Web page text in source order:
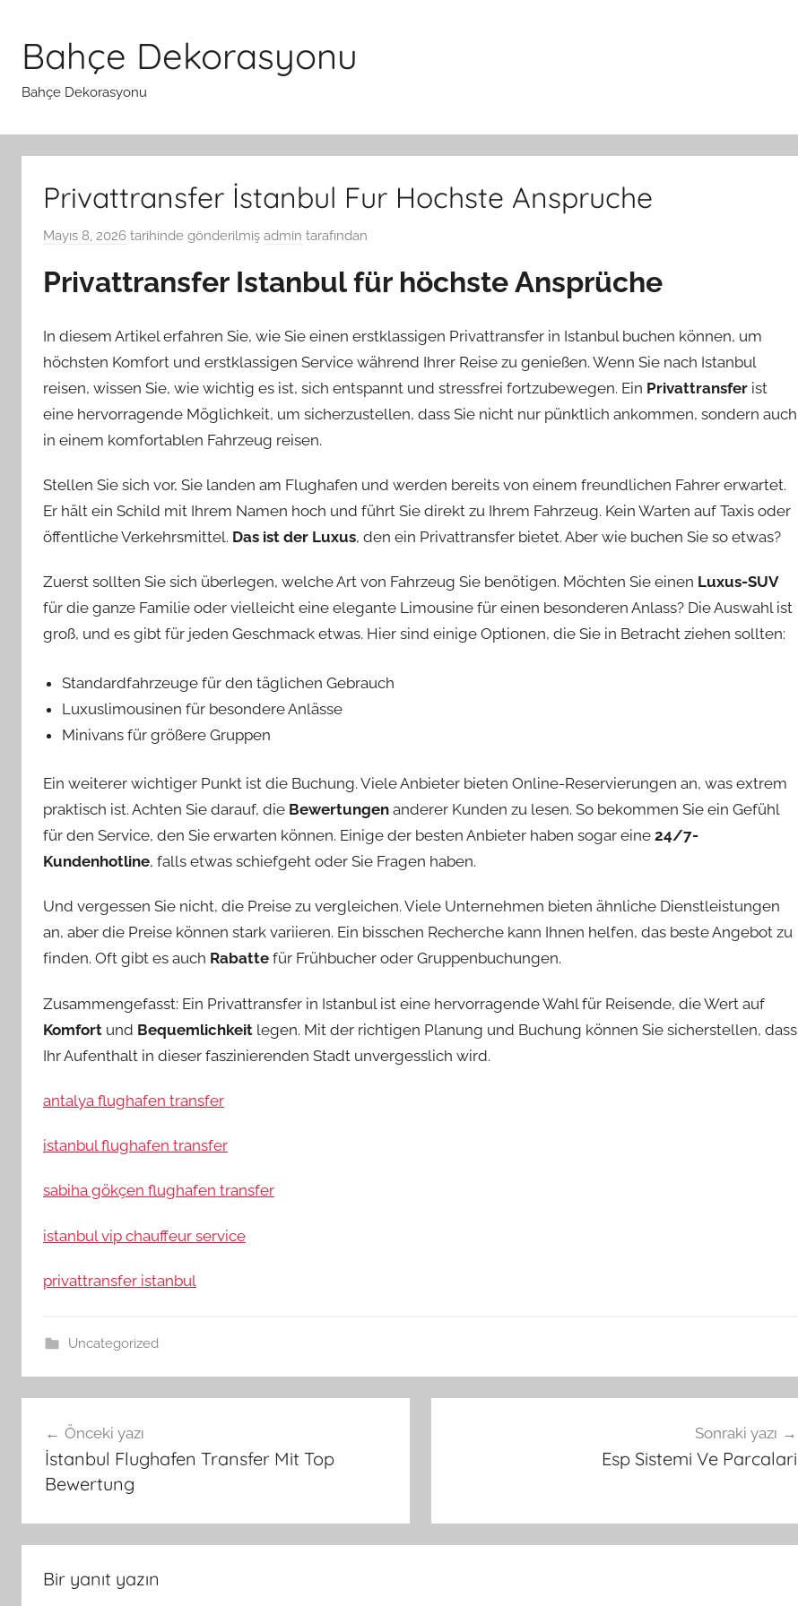
Bahçe Dekorasyonu
Bahçe Dekorasyonu
Privattransfer İstanbul Fur Hochste Anspruche
Mayıs 8, 2026 tarihinde gönderilmiş admin tarafından
Privattransfer Istanbul für höchste Ansprüche
In diesem Artikel erfahren Sie, wie Sie einen erstklassigen Privattransfer in Istanbul buchen können, um
höchsten Komfort und erstklassigen Service während Ihrer Reise zu genießen. Wenn Sie nach Istanbul
reisen, wissen Sie, wie wichtig es ist, sich entspannt und stressfrei fortzubewegen. Ein Privattransfer ist
eine hervorragende Möglichkeit, um sicherzustellen, dass Sie nicht nur pünktlich ankommen, sondern auch
in einem komfortablen Fahrzeug reisen.
Stellen Sie sich vor, Sie landen am Flughafen und werden bereits von einem freundlichen Fahrer erwartet.
Er hält ein Schild mit Ihrem Namen hoch und führt Sie direkt zu Ihrem Fahrzeug. Kein Warten auf Taxis oder
öffentliche Verkehrsmittel. Das ist der Luxus, den ein Privattransfer bietet. Aber wie buchen Sie so etwas?
Zuerst sollten Sie sich überlegen, welche Art von Fahrzeug Sie benötigen. Möchten Sie einen Luxus-SUV
für die ganze Familie oder vielleicht eine elegante Limousine für einen besonderen Anlass? Die Auswahl ist
groß, und es gibt für jeden Geschmack etwas. Hier sind einige Optionen, die Sie in Betracht ziehen sollten:
Standardfahrzeuge für den täglichen Gebrauch
Luxuslimousinen für besondere Anlässe
Minivans für größere Gruppen
Ein weiterer wichtiger Punkt ist die Buchung. Viele Anbieter bieten Online-Reservierungen an, was extrem
praktisch ist. Achten Sie darauf, die Bewertungen anderer Kunden zu lesen. So bekommen Sie ein Gefühl
für den Service, den Sie erwarten können. Einige der besten Anbieter haben sogar eine 24/7-
Kundenhotline, falls etwas schiefgeht oder Sie Fragen haben.
Und vergessen Sie nicht, die Preise zu vergleichen. Viele Unternehmen bieten ähnliche Dienstleistungen
an, aber die Preise können stark variieren. Ein bisschen Recherche kann Ihnen helfen, das beste Angebot zu
finden. Oft gibt es auch Rabatte für Frühbucher oder Gruppenbuchungen.
Zusammengefasst: Ein Privattransfer in Istanbul ist eine hervorragende Wahl für Reisende, die Wert auf
Komfort und Bequemlichkeit legen. Mit der richtigen Planung und Buchung können Sie sicherstellen, dass
Ihr Aufenthalt in dieser faszinierenden Stadt unvergesslich wird.
antalya flughafen transfer
istanbul flughafen transfer
sabiha gökçen flughafen transfer
istanbul vip chauffeur service
privattransfer istanbul
Uncategorized
gezinmesi
Önceki yazı
İstanbul Flughafen Transfer Mit Top
Bewertung
Sonraki yazı
Esp Sistemi Ve Parcalari
Bir yanıt yazın